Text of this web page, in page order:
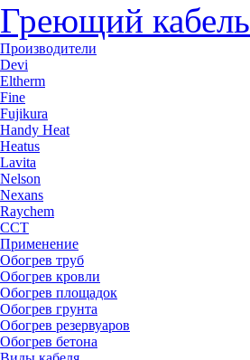
Греющий кабель
Производители
Devi
Eltherm
Fine
Fujikura
Handy Heat
Heatus
Lavita
Nelson
Nexans
Raychem
ССТ
Применение
Обогрев труб
Обогрев кровли
Обогрев площадок
Обогрев грунта
Обогрев резервуаров
Обогрев бетона